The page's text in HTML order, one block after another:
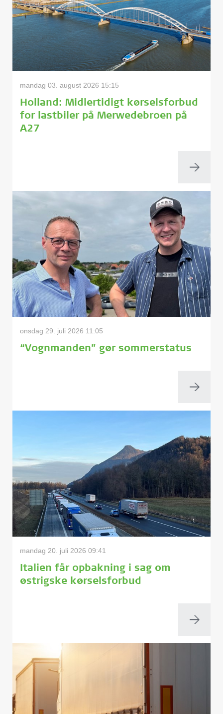
mandag 03. august 2026 15:15
Holland: Midlertidigt kørselsforbud
for lastbiler på Merwedebroen på
A27
onsdag 29. juli 2026 11:05
“Vognmanden” gør sommerstatus
mandag 20. juli 2026 09:41
Italien får opbakning i sag om
østrigske kørselsforbud